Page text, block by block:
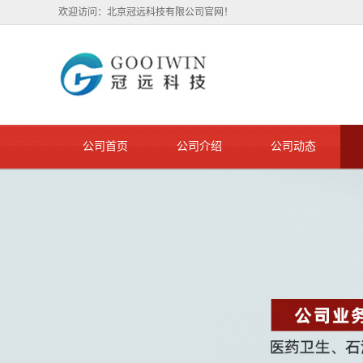
欢迎访问：北京冠远科技有限公司官网！
公司首页 公司介绍 公司动态